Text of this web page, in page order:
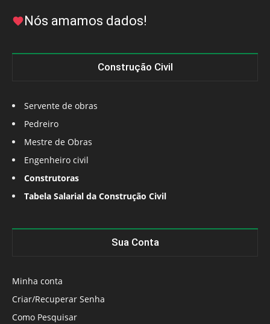
Nós amamos dados!
Construção Civil
Servente de obras
Pedreiro
Mestre de Obras
Engenheiro civil
Construtoras
Tabela Salarial da Construção Civil
Sua Conta
Minha conta
Criar/Recuperar Senha
Como Pesquisar